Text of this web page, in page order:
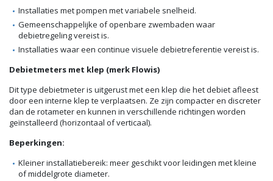
Installaties met pompen met variabele snelheid.
Gemeenschappelijke of openbare zwembaden waar
debietregeling vereist is.
Installaties waar een continue visuele debietreferentie vereist is.
Debietmeters met klep (merk Flowis)
Dit type debietmeter is uitgerust met een klep die het debiet afleest
door een interne klep te verplaatsen. Ze zijn compacter en discreter
dan de rotameter en kunnen in verschillende richtingen worden
geïnstalleerd (horizontaal of verticaal).
Beperkingen:
Kleiner installatiebereik: meer geschikt voor leidingen met kleine
of middelgrote diameter.